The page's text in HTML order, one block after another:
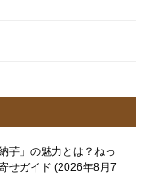
芋」の魅力とは？ねっ
せガイド 2026年8月7